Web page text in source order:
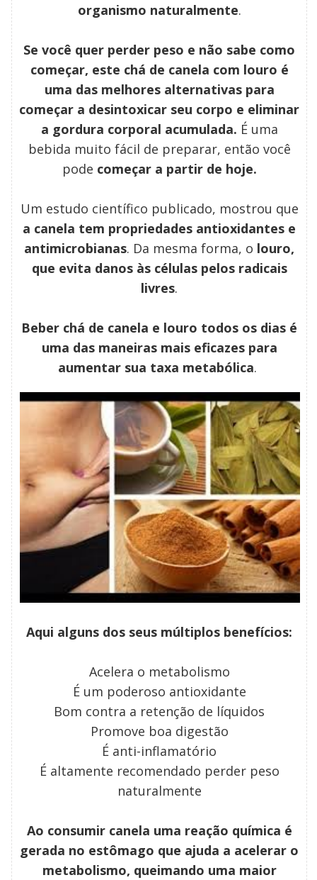
organismo naturalmente.
Se você quer perder peso e não sabe como
começar, este chá de canela com louro é
uma das melhores alternativas para
começar a desintoxicar seu corpo e eliminar
a gordura corporal acumulada. É uma
bebida muito fácil de preparar, então você
pode começar a partir de hoje.
Um estudo científico publicado, mostrou que
a canela tem propriedades antioxidantes e
antimicrobianas. Da mesma forma, o louro,
que evita danos às células pelos radicais
livres.
Beber chá de canela e louro todos os dias é
uma das maneiras mais eficazes para
aumentar sua taxa metabólica.
Aqui alguns dos seus múltiplos benefícios:
Acelera o metabolismo
É um poderoso antioxidante
Bom contra a retenção de líquidos
Promove boa digestão
É anti-inflamatório
É altamente recomendado perder peso
naturalmente
Ao consumir canela uma reação química é
gerada no estômago que ajuda a acelerar o
metabolismo, queimando uma maior